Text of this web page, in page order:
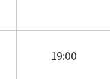
19:00